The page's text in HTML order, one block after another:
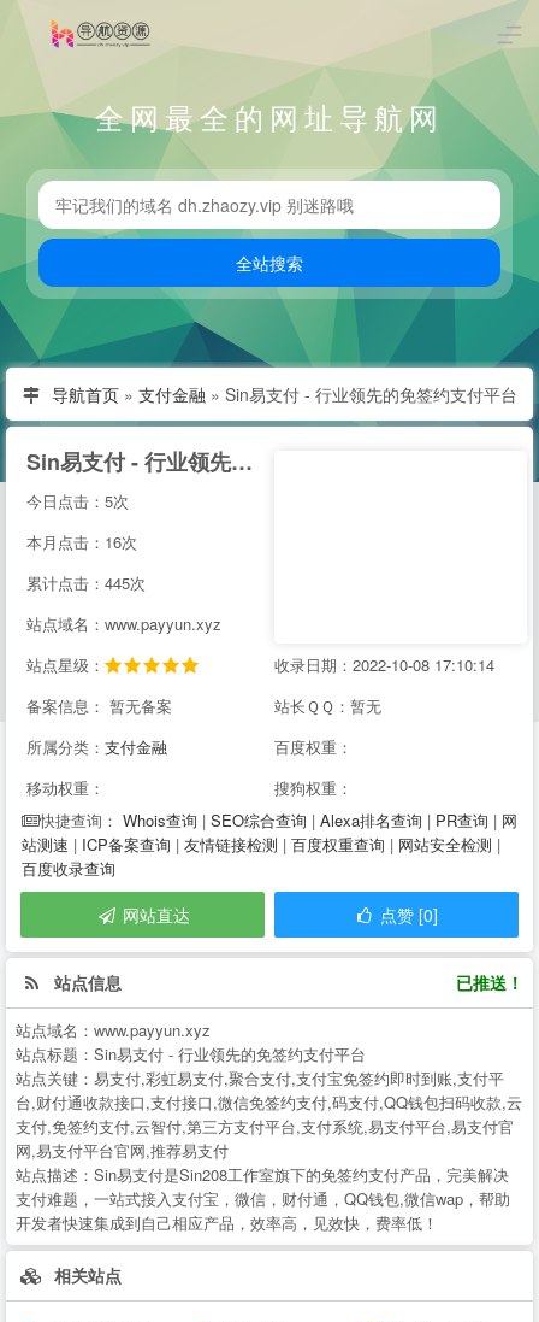
全网最全的网址导航网
导航首页 » 支付金融 » Sin易支付 - 行业领先的免签约支付平台
Sin易支付 - 行业领先的免签约支付平台
今日点击：5次
本月点击：16次
累计点击：445次
站点域名：www.payyun.xyz
站点星级：
收录日期：2022-10-08 17:10:14
备案信息： 暂无备案
站长ＱＱ：暂无
所属分类： 支付金融
百度权重：
移动权重：
搜狗权重：
快捷查询： Whois查询 | SEO综合查询 | Alexa排名查询 | PR查询 | 网
站测速 | ICP备案查询 | 友情链接检测 | 百度权重查询 | 网站安全检测 |
百度收录查询
网站直达 点赞 [0]
站点信息 已推送！
站点域名： www.payyun.xyz
站点标题： Sin易支付 - 行业领先的免签约支付平台
站点关键： 易支付,彩虹易支付,聚合支付,支付宝免签约即时到账,支付平
台,财付通收款接口,支付接口,微信免签约支付,码支付,QQ钱包扫码收款,云
支付,免签约支付,云智付,第三方支付平台,支付系统,易支付平台,易支付官
网,易支付平台官网,推荐易支付
站点描述： Sin易支付是Sin208工作室旗下的免签约支付产品，完美解决
支付难题，一站式接入支付宝，微信，财付通，QQ钱包,微信wap，帮助
开发者快速集成到自己相应产品，效率高，见效快，费率低！
相关站点